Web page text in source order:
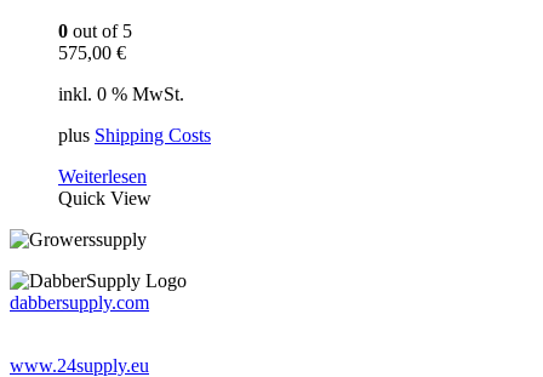
0 out of 5
575,00 €
inkl. 0 % MwSt.
plus Shipping Costs
Weiterlesen
Quick View
dabbersupply.com
www.24supply.eu